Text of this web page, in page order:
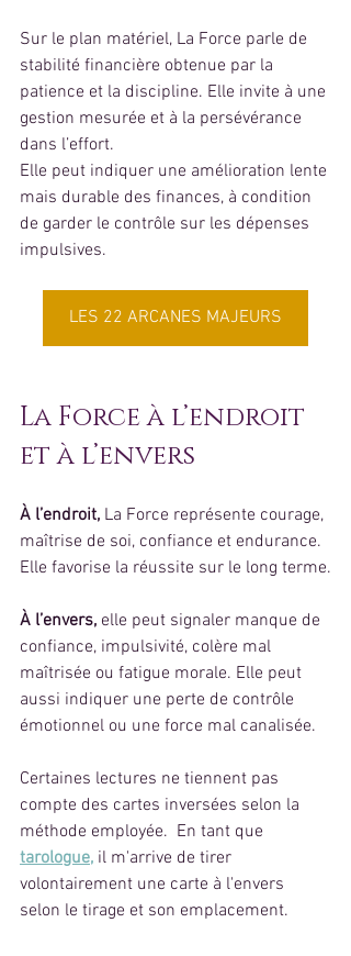
Sur le plan matériel, La Force parle de
stabilité financière obtenue par la
patience et la discipline. Elle invite à une
gestion mesurée et à la persévérance
dans l’effort.
Elle peut indiquer une amélioration lente
mais durable des finances, à condition
de garder le contrôle sur les dépenses
impulsives.
LES 22 ARCANES MAJEURS
La Force à l’endroit
et à l’envers
À l’endroit, La Force représente courage,
maîtrise de soi, confiance et endurance.
Elle favorise la réussite sur le long terme.
À l’envers, elle peut signaler manque de
confiance, impulsivité, colère mal
maîtrisée ou fatigue morale. Elle peut
aussi indiquer une perte de contrôle
émotionnel ou une force mal canalisée.
Certaines lectures ne tiennent pas
compte des cartes inversées selon la
méthode employée.  En tant que
tarologue, il m'arrive de tirer
volontairement une carte à l'envers
selon le tirage et son emplacement.